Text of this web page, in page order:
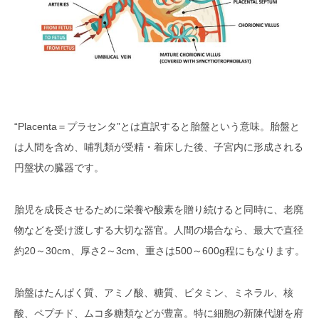
は？開発テーマのヒント
オリジナルのプラセンタサプリメン
ト製造をお願いできるおすすめのOE
ホシケミカルズ株式会社（東京）
メデシナ製薬株式会社（大阪）
東洋酵素化学株式会社（千葉）
イントとは？
“Placenta＝プラセンタ”とは直訳すると胎盤という意味。胎盤と
は人間を含め、哺乳類が受精・着床した後、子宮内に形成される
円盤状の臓器です。
胎児を成長させるために栄養や酸素を贈り続けると同時に、老廃
物などを受け渡しする大切な器官。人間の場合なら、最大で直径
約20～30cm、厚さ2～3cm、重さは500～600g程にもなります。
胎盤はたんぱく質、アミノ酸、糖質、ビタミン、ミネラル、核
酸、ペプチド、ムコ多糖類などが豊富。特に細胞の新陳代謝を府